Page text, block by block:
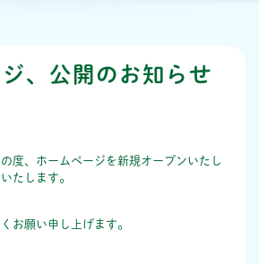
、公開のお知らせ
度、ホームページを新規オープンいたし
たします。
お願い申し上げます。